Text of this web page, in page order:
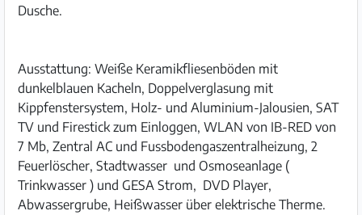
Dusche.
Ausstattung: Weiße Keramikfliesenböden mit
dunkelblauen Kacheln, Doppelverglasung mit
Kippfenstersystem, Holz- und Aluminium-Jalousien, SAT
TV und Firestick zum Einloggen, WLAN von IB-RED von
7 Mb, Zentral AC und Fussbodengaszentralheizung, 2
Feuerlöscher, Stadtwasser und Osmoseanlage (
Trinkwasser ) und GESA Strom, DVD Player,
Abwassergrube, Heißwasser über elektrische Therme.